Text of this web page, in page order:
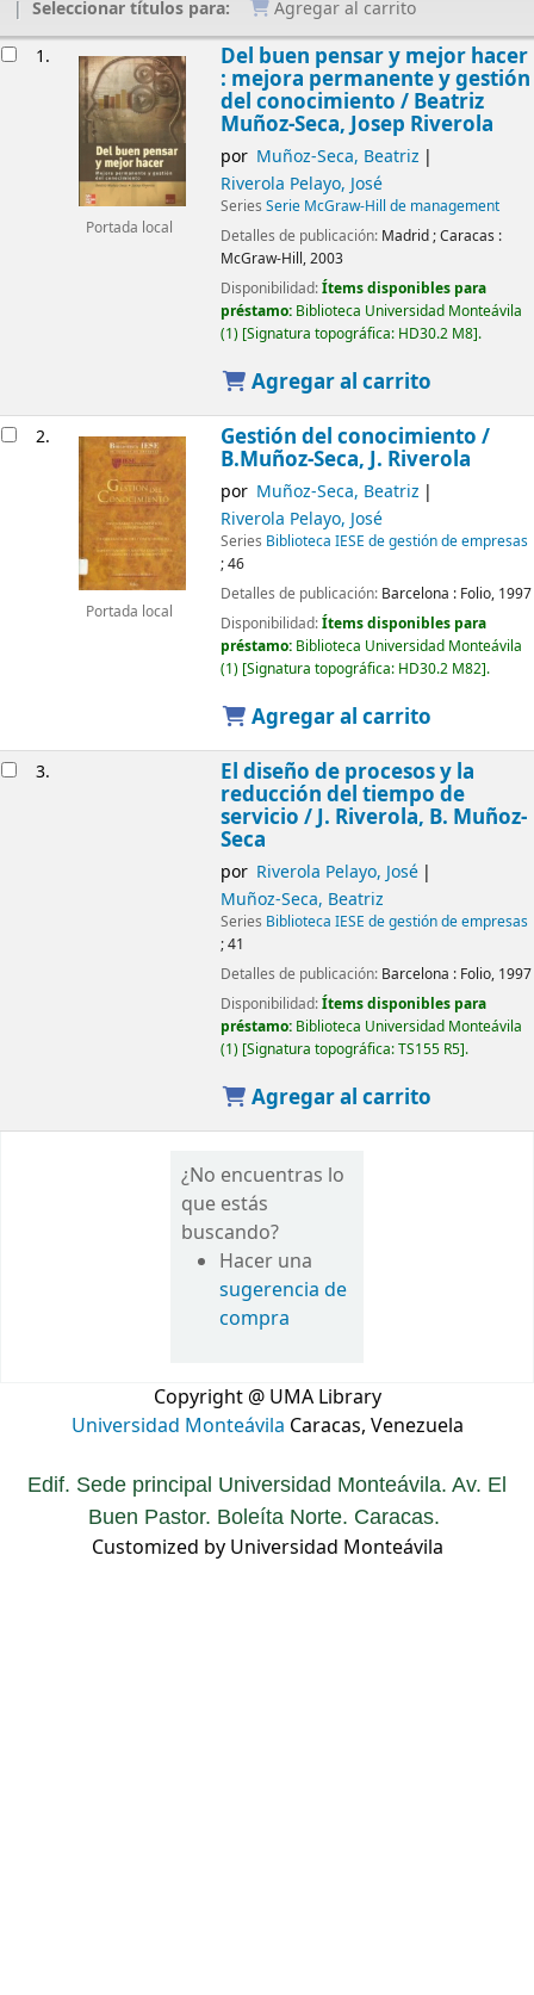
Seleccionar títulos para:
Agregar al carrito
1.
Portada local
Del buen pensar y mejor hacer
: mejora permanente y gestión
del conocimiento / Beatriz
Muñoz-Seca, Josep Riverola
por Muñoz-Seca, Beatriz
Riverola Pelayo, José
Series Serie McGraw-Hill de management
Detalles de publicación: Madrid ; Caracas :
McGraw-Hill,2003
Disponibilidad:Ítems disponibles para
préstamo: Biblioteca Universidad Monteávila
(1) Signatura topográfica: HD30.2 M8 .
Agregar al carrito
2.
Portada local
Gestión del conocimiento /
B.Muñoz-Seca, J. Riverola
por Muñoz-Seca, Beatriz
Riverola Pelayo, José
Series Biblioteca IESE de gestión de empresas
; 46
Detalles de publicación: Barcelona : Folio, 1997
Disponibilidad:Ítems disponibles para
préstamo: Biblioteca Universidad Monteávila
(1) Signatura topográfica: HD30.2 M82 .
Agregar al carrito
3. El diseño de procesos y la
reducción del tiempo de
servicio /J. Riverola, B. Muñoz-
Seca
por Riverola Pelayo, José
Muñoz-Seca, Beatriz
Series Biblioteca IESE de gestión de empresas
; 41
Detalles de publicación: Barcelona : Folio, 1997
Disponibilidad:Ítems disponibles para
préstamo: Biblioteca Universidad Monteávila
(1) Signatura topográfica:TS155 R5 .
Agregar al carrito
¿No encuentras lo
que estás
buscando?
Hacer una
sugerencia de
compra
Copyright @ UMA Library
Universidad Monteávila Caracas, Venezuela
Edif. Sede principal Universidad Monteávila. Av. El
Buen Pastor. Boleíta Norte. Caracas.
Customized by Universidad Monteávila